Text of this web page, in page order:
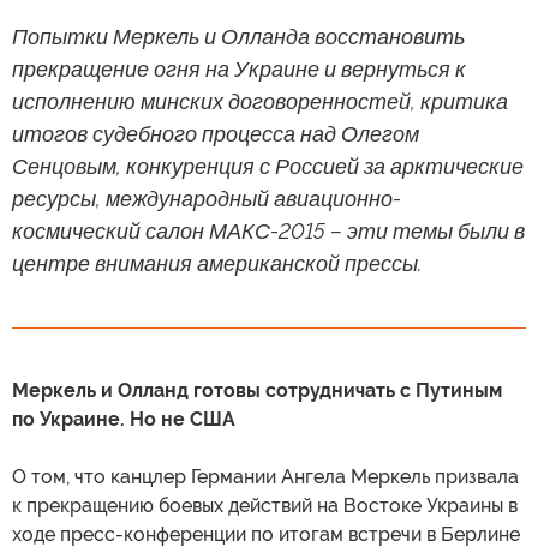
Попытки Меркель и Олланда восстановить
прекращение огня на Украине и вернуться к
исполнению минских договоренностей, критика
итогов судебного процесса над Олегом
Сенцовым, конкуренция с Россией за арктические
ресурсы, международный авиационно-
космический салон МАКС-2015 – эти темы были в
центре внимания американской прессы.
Меркель и Олланд готовы сотрудничать с Путиным
по Украине. Но не США
О том, что канцлер Германии Ангела Меркель призвала
к прекращению боевых действий на Востоке Украины в
ходе пресс-конференции по итогам встречи в Берлине